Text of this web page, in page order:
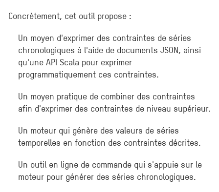
Concrètement, cet outil propose :
Un moyen d'exprimer des contraintes de séries
chronologiques à l'aide de documents JSON, ainsi
qu'une API Scala pour exprimer
programmatiquement ces contraintes.
Un moyen pratique de combiner des contraintes
afin d'exprimer des contraintes de niveau supérieur.
Un moteur qui génère des valeurs de séries
temporelles en fonction des contraintes décrites.
Un outil en ligne de commande qui s'appuie sur le
moteur pour générer des séries chronologiques.